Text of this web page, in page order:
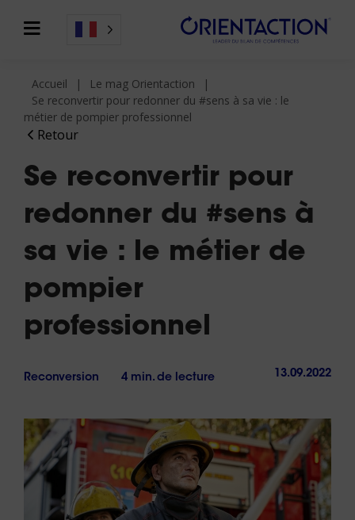
Retour
Accueil
Le mag Orientaction
Se reconvertir pour redonner du #sens à sa vie : le
métier de pompier professionnel
Se reconvertir pour
redonner du #sens à
sa vie : le métier de
pompier
professionnel
Reconversion 4 min. de lecture 13.09.2022